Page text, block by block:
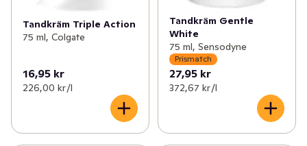
Tandkräm Triple Action
75 ml, Colgate
16,95 kr
226,00 kr /l
Tandkräm Gentle
White
75 ml, Sensodyne
Prismatch
27,95 kr
372,67 kr /l